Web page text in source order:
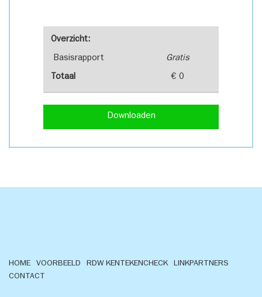
Overzicht:
Basisrapport Gratis
Totaal € 0
Downloaden
HOME VOORBEELD RDW KENTEKENCHECK
LINKPARTNERS
CONTACT